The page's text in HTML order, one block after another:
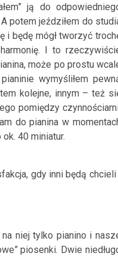
ją do
potem jeździłem do
i będę mógł tworzyć
I to
może po prostu
wymyśliłem
kolejne, innym – też
pomiędzy
do pianina w
40 miniatur.
gdy inni będą
niej tylko pianino i
piosenki. Dwie